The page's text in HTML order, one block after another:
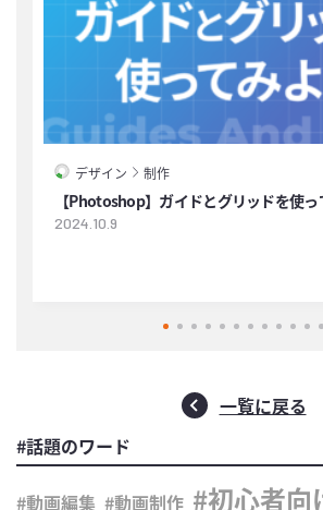
デザイン 制作
【Photoshop】ガイドとグリッドを使っ
2024.10.9
一覧に戻る
#話題のワード
動画編集 動画制作
初心者向